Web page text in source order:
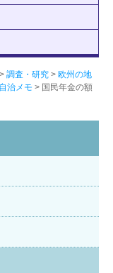
> 調査・研究 > 欧州の地
治メモ > 国民年金の額